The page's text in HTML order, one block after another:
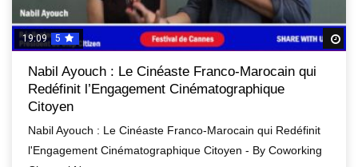
19:09 5
Nabil Ayouch : Le Cinéaste Franco-Marocain qui
Redéfinit l’Engagement Cinématographique
Citoyen
Nabil Ayouch : Le Cinéaste Franco-Marocain qui Redéfinit
l'Engagement Cinématographique Citoyen - By Coworking